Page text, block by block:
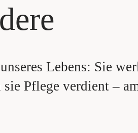
Lebens: Sie
Pflege verdient –